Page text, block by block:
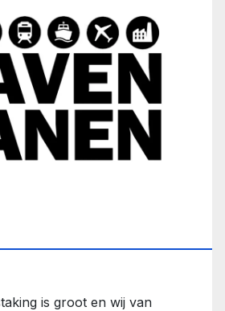
is groot en wij van